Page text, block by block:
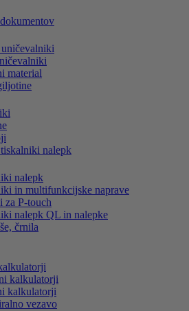
material
nalepk
nalepk
in multifunkcijske naprave
za P-touch
nalepk QL in nalepke
črnila
kalkulatorji
kalkulatorji
vezavo